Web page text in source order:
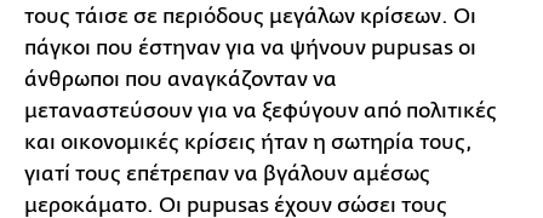
τους τάισε σε περιόδους μεγάλων κρίσεων. Οι
πάγκοι που έστηναν για να ψήνουν pupusas οι
άνθρωποι που αναγκάζονταν να
μεταναστεύσουν για να ξεφύγουν από πολιτικές
και οικονομικές κρίσεις ήταν η σωτηρία τους,
γιατί τους επέτρεπαν να βγάλουν αμέσως
μεροκάματο. Οι pupusas έχουν σώσει τους